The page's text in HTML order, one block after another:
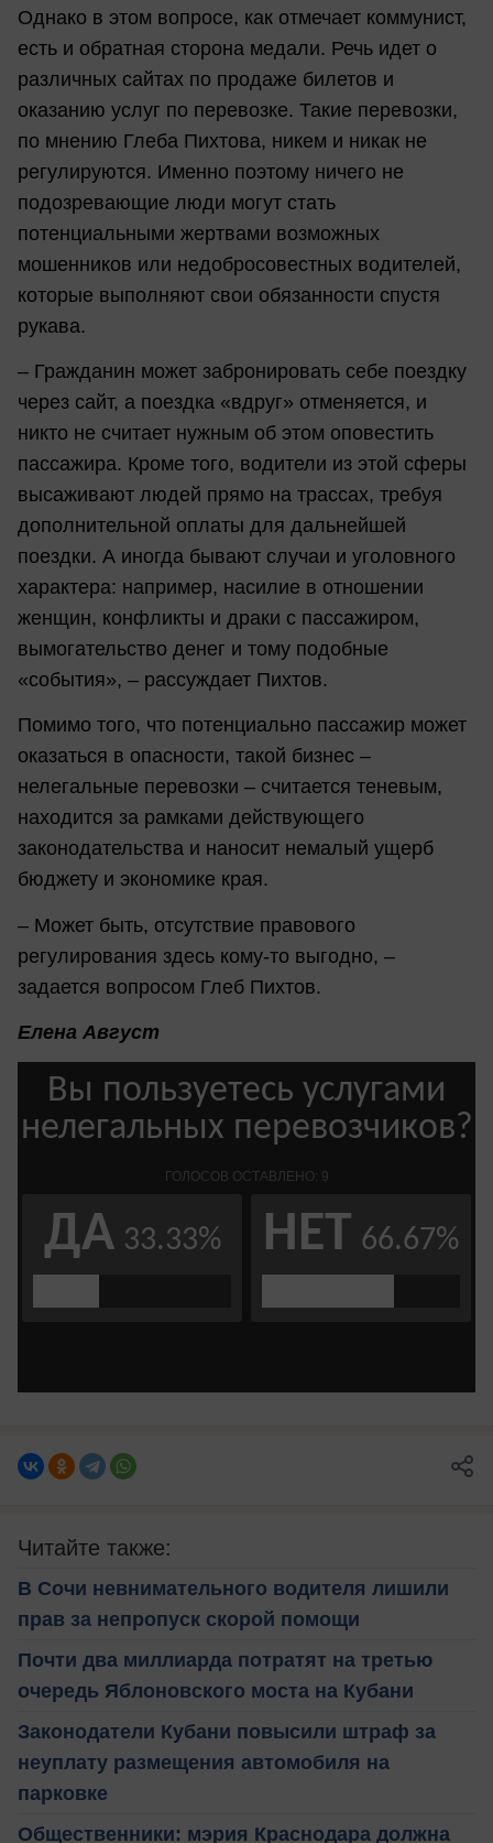
Однако в этом вопросе, как отмечает коммунист,
есть и обратная сторона медали. Речь идет о
различных сайтах по продаже билетов и
оказанию услуг по перевозке. Такие перевозки,
по мнению Глеба Пихтова, никем и никак не
регулируются. Именно поэтому ничего не
подозревающие люди могут стать
потенциальными жертвами возможных
мошенников или недобросовестных водителей,
которые выполняют свои обязанности спустя
рукава.
– Гражданин может забронировать себе поездку
через сайт, а поездка «вдруг» отменяется, и
никто не считает нужным об этом оповестить
пассажира. Кроме того, водители из этой сферы
высаживают людей прямо на трассах, требуя
дополнительной оплаты для дальнейшей
поездки. А иногда бывают случаи и уголовного
характера: например, насилие в отношении
женщин, конфликты и драки с пассажиром,
вымогательство денег и тому подобные
«события», – рассуждает Пихтов.
Помимо того, что потенциально пассажир может
оказаться в опасности, такой бизнес –
нелегальные перевозки – считается теневым,
находится за рамками действующего
законодательства и наносит немалый ущерб
бюджету и экономике края.
– Может быть, отсутствие правового
регулирования здесь кому-то выгодно, –
задается вопросом Глеб Пихтов.
Елена Август
Читайте также:
В Сочи невнимательного водителя лишили
прав за непропуск скорой помощи
Почти два миллиарда потратят на третью
очередь Яблоновского моста на Кубани
Законодатели Кубани повысили штраф за
неуплату размещения автомобиля на
парковке
Общественники: мэрия Краснодара должна